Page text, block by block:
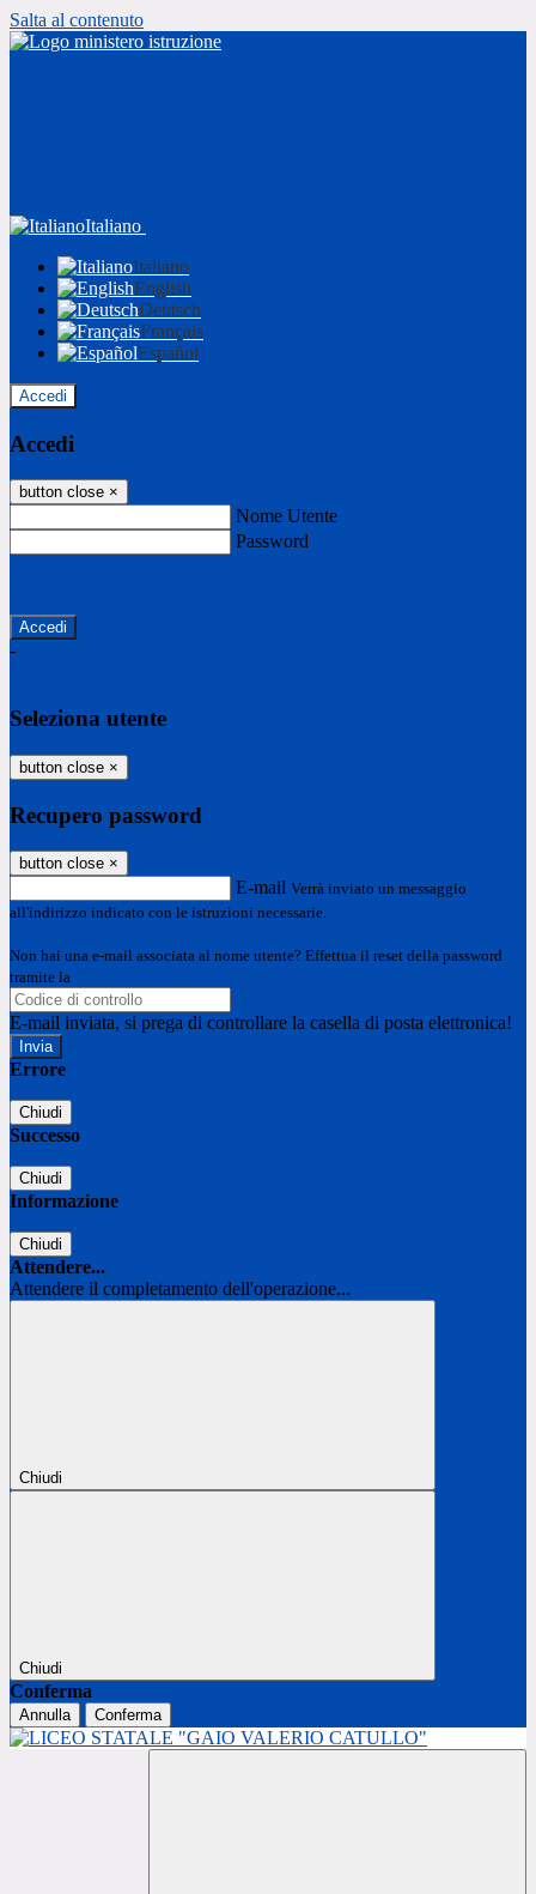
Salta al contenuto
Italiano
Italiano
English
Deutsch
Français
Español
Accedi
Accedi
button close ×
Nome Utente
Password
-
Seleziona utente
button close ×
Recupero password
button close ×
E-mail Verrà inviato un messaggio
all'indirizzo indicato con le istruzioni necessarie.
Non hai una e-mail associata al nome utente? Effettua il reset della password
tramite la
E-mail inviata, si prega di controllare la casella di posta elettronica!
Errore
Chiudi
Successo
Chiudi
Informazione
Chiudi
Attendere...
Attendere il completamento dell'operazione...
Chiudi
Chiudi
Conferma
Annulla Conferma